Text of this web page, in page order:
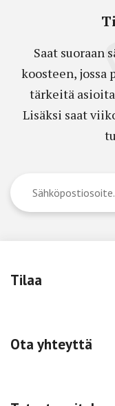
Saat suoraan
koosteen,
tärkeitä
Lisäksi saat
Tilaa
Ota yhteyttä